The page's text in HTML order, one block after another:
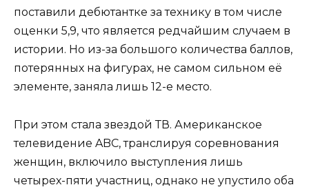
поставили дебютантке за технику в том числе
оценки 5,9, что является редчайшим случаем в
истории. Но из-за большого количества баллов,
потерянных на фигурах, не самом сильном её
элементе, заняла лишь 12-е место.
При этом стала звездой ТВ. Американское
телевидение ABC, транслируя соревнования
женщин, включило выступления лишь
четырех-пяти участниц, однако не упустило оба